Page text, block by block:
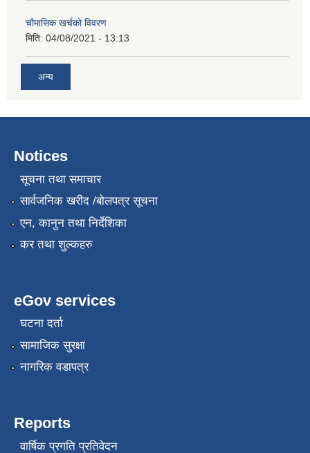
चौमासिक खर्चको विवरण
मिति: 04/08/2021 - 13:13
अन्य
Notices
सूचना तथा समाचार
सार्वजनिक खरीद /बोलपत्र सूचना
एन, कानुन तथा निर्देशिका
कर तथा शुल्कहरु
eGov services
घटना दर्ता
सामाजिक सुरक्षा
नागरिक वडापत्र
Reports
वार्षिक प्रगति प्रतिवेदन